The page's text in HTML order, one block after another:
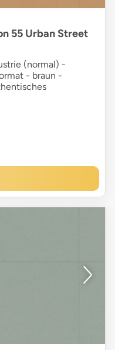
55 Urban Street
(normal) -
- braun -